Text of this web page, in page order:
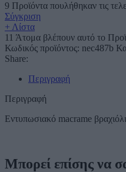
9 Προϊόντα πουλήθηκαν τις
Σύγκριση
+ Λίστα
11 Άτομα βλέπουν αυτό το
Κωδικός προϊόντος: nec487b
Share:
Περιγραφή
Περιγραφή
Εντυπωσιακό macrame
Μπορεί επίσης να